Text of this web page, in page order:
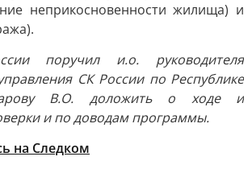
неприкосновенности жилища) и
поручил и.о. руководителя
СК России по Республике
В.О. доложить о ходе и
и по доводам программы.
на Следком